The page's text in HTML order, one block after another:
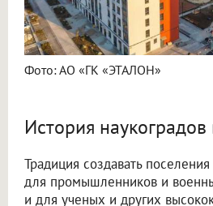
Фото: АО «ГК «ЭТАЛОН»
История наукоградов
Традиция создавать
для промышленников и
и для ученых и других